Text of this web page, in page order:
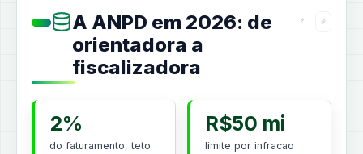
A ANPD em 2026: de
orientadora a
fiscalizadora
2%
do faturamento, teto
R$50 mi
limite por infracao